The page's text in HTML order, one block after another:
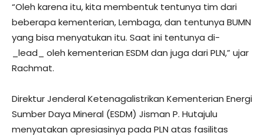
“Oleh karena itu, kita membentuk tentunya tim dari
beberapa kementerian, Lembaga, dan tentunya BUMN
yang bisa menyatukan itu. Saat ini tentunya di-
_lead_ oleh kementerian ESDM dan juga dari PLN,” ujar
Rachmat.
Direktur Jenderal Ketenagalistrikan Kementerian Energi
Sumber Daya Mineral (ESDM) Jisman P. Hutajulu
menyatakan apresiasinya pada PLN atas fasilitas